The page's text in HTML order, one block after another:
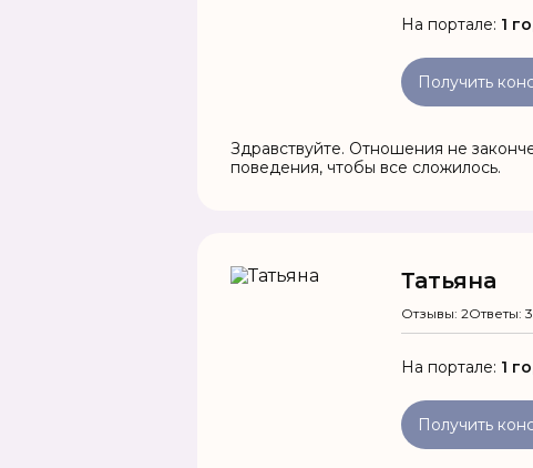
На портале: 1
Получить
Здравствуйте. Отношения не
поведения, чтобы все сложилось.
Татьяна
Отзывы: 2Ответы:
На портале: 1
Получить